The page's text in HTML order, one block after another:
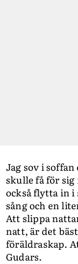
Jag sov i
skulle få för
också flytta in i
sång och en
Att slippa
natt, är det
föräldraskap.
Gudars.